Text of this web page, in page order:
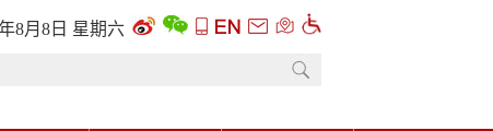
8月8日 星期六